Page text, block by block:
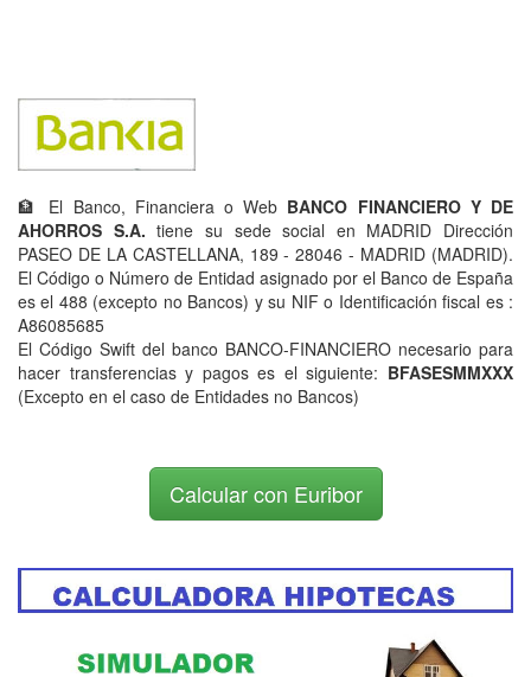
🏦 El Banco, Financiera o Web BANCO FINANCIERO Y DE
AHORROS S.A. tiene su sede social en MADRID Dirección
PASEO DE LA CASTELLANA, 189 - 28046 - MADRID (MADRID).
El Código o Número de Entidad asignado por el Banco de España
es el 488 (excepto no Bancos) y su NIF o Identificación fiscal es :
A86085685
El Código Swift del banco BANCO-FINANCIERO necesario para
hacer transferencias y pagos es el siguiente: BFASESMMXXX
(Excepto en el caso de Entidades no Bancos)
Calcular con Euribor